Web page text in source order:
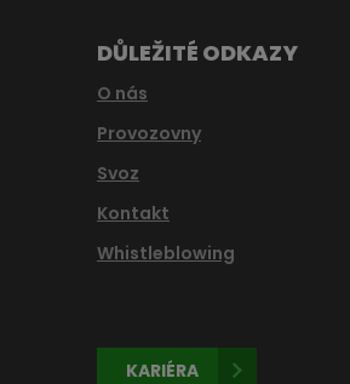
DŮLEŽITÉ ODKAZY
O nás
Provozovny
Svoz
Kontakt
Whistleblowing
KARIÉRA